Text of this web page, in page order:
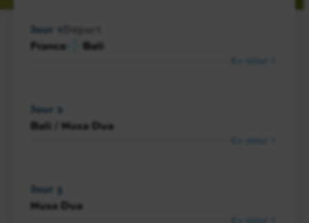
Jour 1
France
Bali
Jour 2
Bali / Nusa Dua
Jour 3
Nusa Dua